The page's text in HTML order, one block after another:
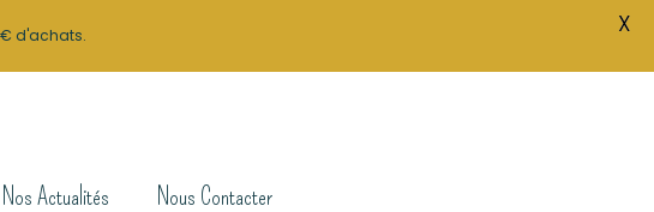
Nos Actualités Nous Contacter
d'achats. X
était :